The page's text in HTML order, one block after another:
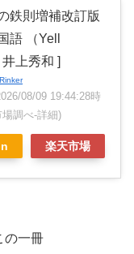
鉄則増補改訂版
語 （Yell
上秀和 ]
Rinker
08/09 19:44:28時
場調べ-詳細)
楽天市場
の一冊